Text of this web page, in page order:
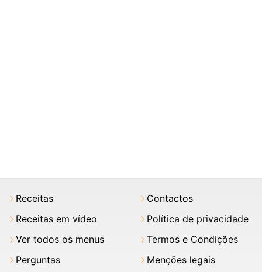
Receitas
Receitas em vídeo
Ver todos os menus
Perguntas
Contactos
Política de privacidade
Termos e Condições
Menções legais